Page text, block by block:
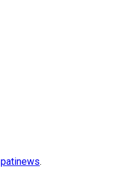
patinews.